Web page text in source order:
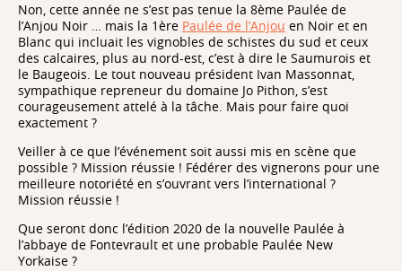
Non, cette année ne s’est pas tenue la 8ème Paulée de
l’Anjou Noir … mais la 1ère Paulée de l’Anjou en Noir et en
Blanc qui incluait les vignobles de schistes du sud et ceux
des calcaires, plus au nord-est, c’est à dire le Saumurois et
le Baugeois. Le tout nouveau président Ivan Massonnat,
sympathique repreneur du domaine Jo Pithon, s’est
courageusement attelé à la tâche. Mais pour faire quoi
exactement ?
Veiller à ce que l’événement soit aussi mis en scène que
possible ? Mission réussie ! Fédérer des vignerons pour une
meilleure notoriété en s’ouvrant vers l’international ?
Mission réussie !
Que seront donc l’édition 2020 de la nouvelle Paulée à
l’abbaye de Fontevrault et une probable Paulée New
Yorkaise ?